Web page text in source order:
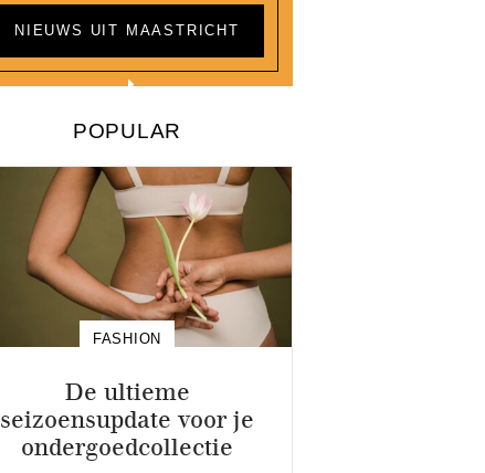
NIEUWS UIT MAASTRICHT
POPULAR
FASHION
De ultieme
seizoensupdate voor je
ondergoedcollectie